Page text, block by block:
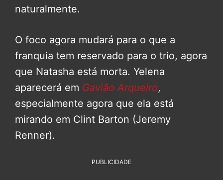
naturalmente.
O foco agora mudará para o que a
franquia tem reservado para o trio, agora
que Natasha está morta. Yelena
aparecerá em Gavião Arqueiro,
especialmente agora que ela está
mirando em Clint Barton (Jeremy
Renner).
PUBLICIDADE